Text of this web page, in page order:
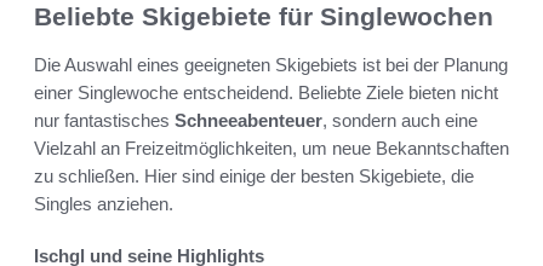
Beliebte Skigebiete für Singlewochen
Die Auswahl eines geeigneten Skigebiets ist bei der Planung
einer Singlewoche entscheidend. Beliebte Ziele bieten nicht
nur fantastisches Schneeabenteuer, sondern auch eine
Vielzahl an Freizeitmöglichkeiten, um neue Bekanntschaften
zu schließen. Hier sind einige der besten Skigebiete, die
Singles anziehen.
Ischgl und seine Highlights